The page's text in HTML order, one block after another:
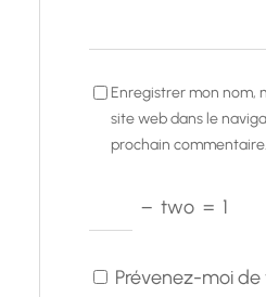
Enregistrer mon nom,
site web dans le
prochain commentaire.
− two = 1
Prévenez-moi de